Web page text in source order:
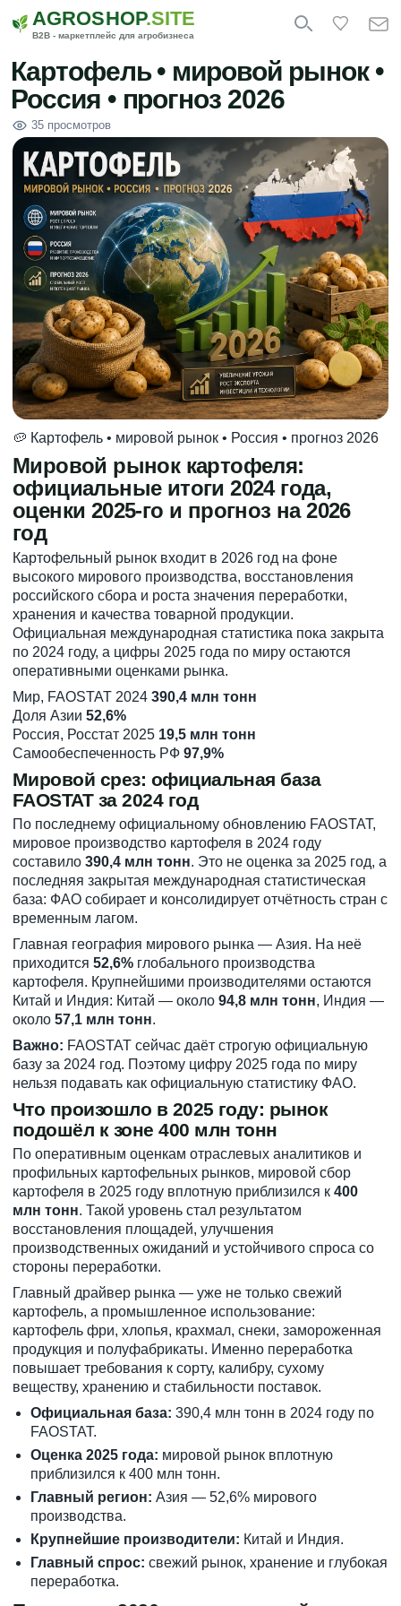
AGROSHOP.SITE
B2B - маркетплейс для агробизнеса
Картофель • мировой рынок •
Россия • прогноз 2026
35 просмотров
🥔 Картофель • мировой рынок • Россия • прогноз 2026
Мировой рынок картофеля:
официальные итоги 2024 года,
оценки 2025-го и прогноз на 2026
год
Картофельный рынок входит в 2026 год на фоне
высокого мирового производства, восстановления
российского сбора и роста значения переработки,
хранения и качества товарной продукции.
Официальная международная статистика пока закрыта
по 2024 году, а цифры 2025 года по миру остаются
оперативными оценками рынка.
Мир, FAOSTAT 2024 390,4 млн тонн
Доля Азии 52,6%
Россия, Росстат 2025 19,5 млн тонн
Самообеспеченность РФ 97,9%
Мировой срез: официальная база
FAOSTAT за 2024 год
По последнему официальному обновлению FAOSTAT,
мировое производство картофеля в 2024 году
составило 390,4 млн тонн. Это не оценка за 2025 год, а
последняя закрытая международная статистическая
база: ФАО собирает и консолидирует отчётность стран с
временным лагом.
Главная география мирового рынка — Азия. На неё
приходится 52,6% глобального производства
картофеля. Крупнейшими производителями остаются
Китай и Индия: Китай — около 94,8 млн тонн, Индия —
около 57,1 млн тонн.
Важно: FAOSTAT сейчас даёт строгую официальную
базу за 2024 год. Поэтому цифру 2025 года по миру
нельзя подавать как официальную статистику ФАО.
Что произошло в 2025 году: рынок
подошёл к зоне 400 млн тонн
По оперативным оценкам отраслевых аналитиков и
профильных картофельных рынков, мировой сбор
картофеля в 2025 году вплотную приблизился к 400
млн тонн. Такой уровень стал результатом
восстановления площадей, улучшения
производственных ожиданий и устойчивого спроса со
стороны переработки.
Главный драйвер рынка — уже не только свежий
картофель, а промышленное использование:
картофель фри, хлопья, крахмал, снеки, замороженная
продукция и полуфабрикаты. Именно переработка
повышает требования к сорту, калибру, сухому
веществу, хранению и стабильности поставок.
Официальная база: 390,4 млн тонн в 2024 году по
FAOSTAT.
Оценка 2025 года: мировой рынок вплотную
приблизился к 400 млн тонн.
Главный регион: Азия — 52,6% мирового
производства.
Крупнейшие производители: Китай и Индия.
Главный спрос: свежий рынок, хранение и глубокая
переработка.